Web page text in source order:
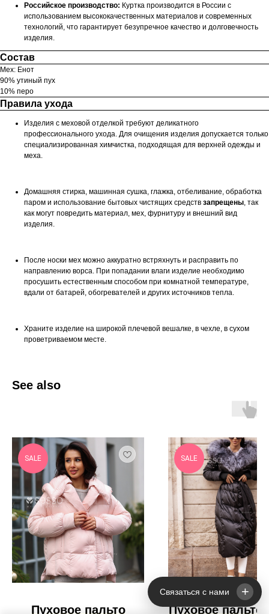
Российское производство: Куртка производится в России с
использованием высококачественных материалов и современных
технологий, что гарантирует безупречное качество и долговечность
изделия.
Состав
Мех: Енот
90% утиный пух
10% перо
Правила ухода
Изделия с меховой отделкой требуют деликатного
профессионального ухода. Для очищения изделия допускается только
специализированная химчистка, подходящая для верхней одежды и
меха.
Домашняя стирка, машинная сушка, глажка, отбеливание, обработка
паром и использование бытовых чистящих средств запрещены , так
как могут повредить материал, мех, фурнитуру и внешний вид
изделия.
После носки мех можно аккуратно встряхнуть и расправить по
направлению ворса. При попадании влаги изделие необходимо
просушить естественным способом при комнатной температуре,
вдали от батарей, обогревателей и других источников тепла.
Храните изделие на широкой плечевой вешалке, в чехле, в сухом
проветриваемом месте.
See also
SALE
Пуховое пальто
SALE
Пуховое пальто
Связаться с нами +